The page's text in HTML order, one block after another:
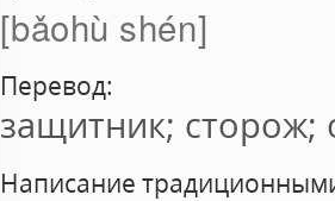
bǎohù shén
Перевод:
защитник; сторож;
Написание